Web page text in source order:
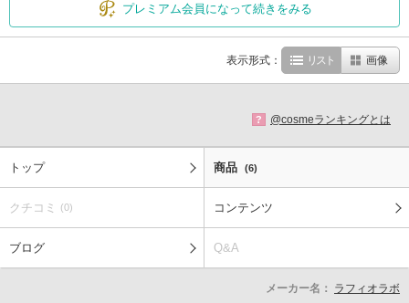
プレミアム会員になって続きをみる
表示形式： リスト 画像
? @cosmeランキングとは
トップ 商品 (6)
クチコミ (0) コンテンツ
ブログ Q&A
メーカー名： ラフィオラボ